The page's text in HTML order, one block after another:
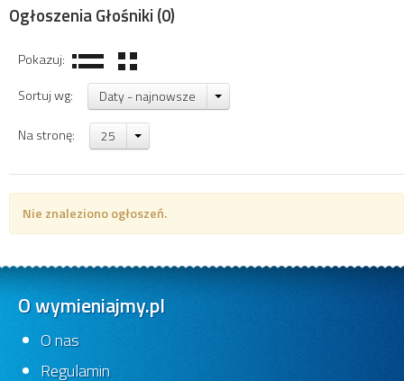
Ogłoszenia Głośniki (0)
Pokazuj:
Sortuj wg:
Daty - najnowsze
Na stronę: 25
Nie znaleziono ogłoszeń.
O wymieniajmy.pl
O nas
Regulamin